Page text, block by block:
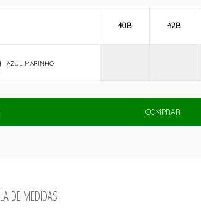
AZUL MARINHO
40B 42B
COMPRAR
DE MEDIDAS